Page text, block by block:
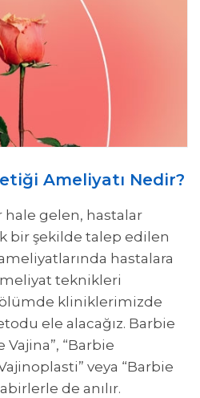
Ameliyatı Nedir?
gelen, hastalar
bir şekilde talep edilen
hastalara
teknikleri
kliniklerimizde
ele alacağız. Barbie
“Barbie
veya “Barbie
de anılır.